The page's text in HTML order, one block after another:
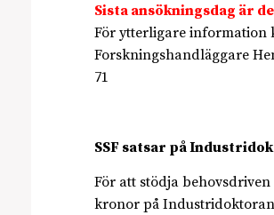
Sista ansökningsdag är
För ytterligare information
Forskningshandläggare
71
SSF satsar på
För att stödja
kronor på